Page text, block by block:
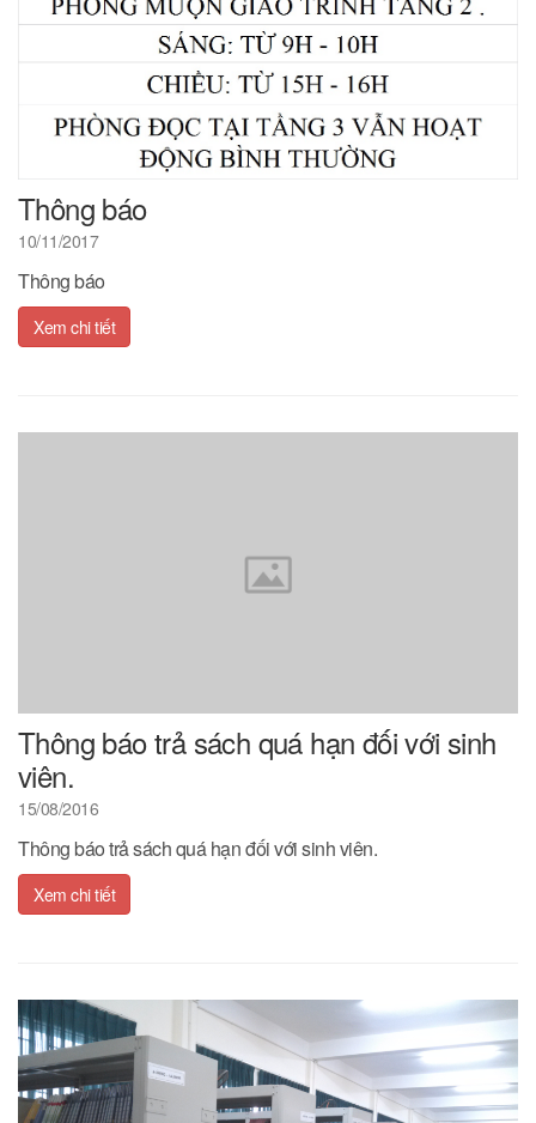
Thông báo
10/11/2017
Thông báo
Xem chi tiết
Thông báo trả sách quá hạn đối với sinh
viên.
15/08/2016
Thông báo trả sách quá hạn đối với sinh viên.
Xem chi tiết